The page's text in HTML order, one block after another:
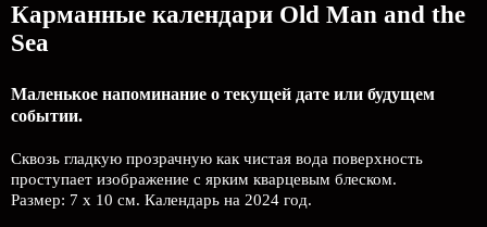
Карманные календари Old Man and the
Sea
Маленькое напоминание о текущей дате или будущем
событии.
Сквозь гладкую прозрачную как чистая вода поверхность
проступает изображение с ярким кварцевым блеском.
Размер: 7 х 10 см. Календарь на 2024 год.